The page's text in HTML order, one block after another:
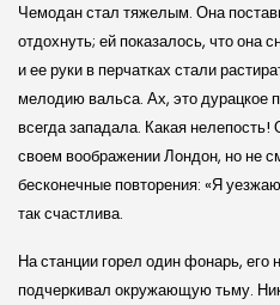
Чемодан стал тяжелым. Она
отдохнуть; ей показалось, что она
и ее руки в перчатках стали
мелодию вальса. Ах, это дурацкое
всегда западала. Какая
своем воображении Лондон, но не
бесконечные повторения: «Я
так счастлива.
На станции горел один фонарь, его
подчеркивал окружающую тьму.